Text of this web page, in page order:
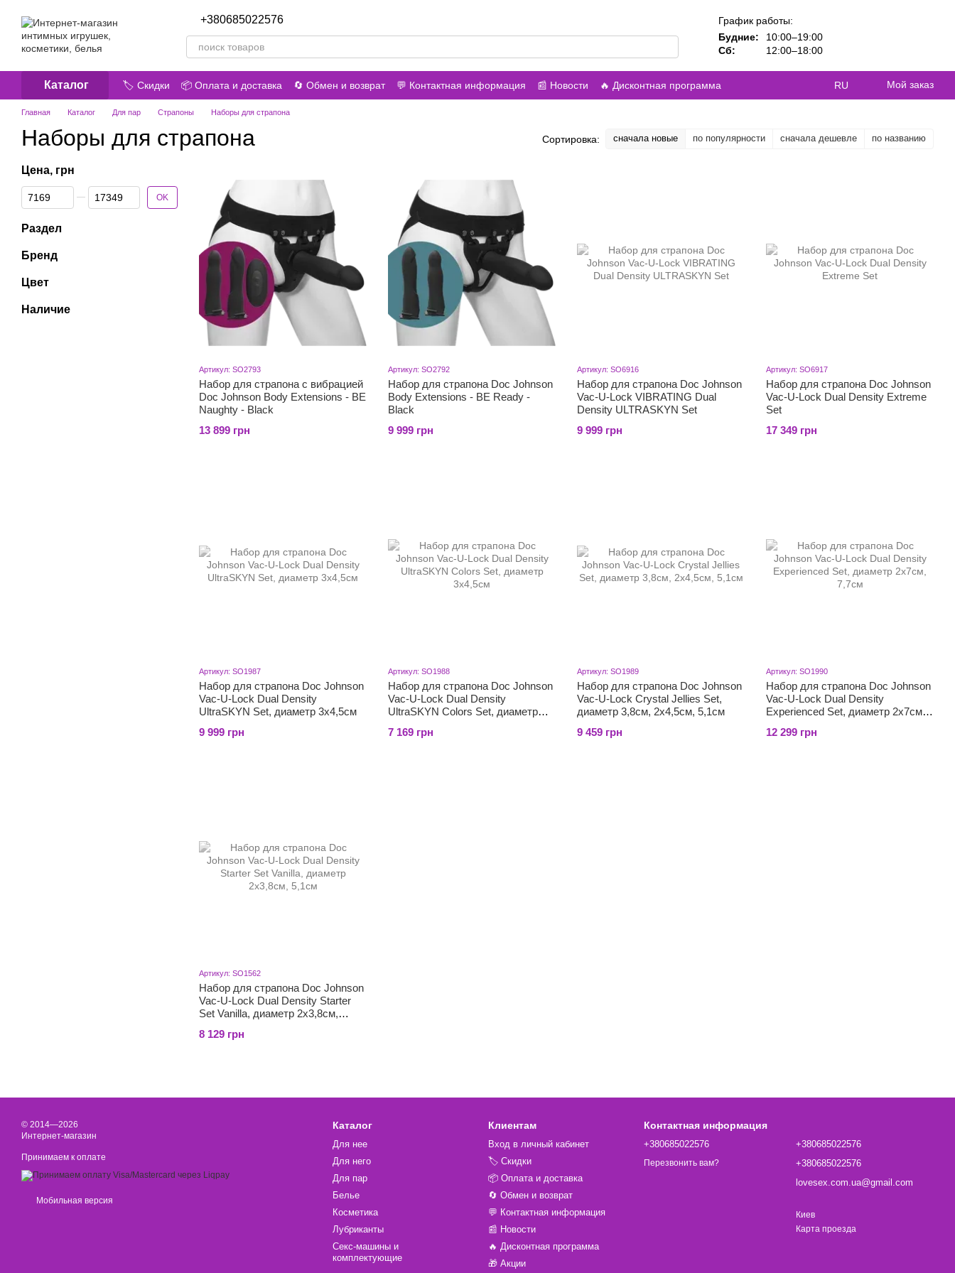
+380685022576
График работы:
Будние:
10:00–19:00
Сб:
12:00–18:00
Каталог 🏷️ Скидки 📦 Оплата и доставка 🔄 Обмен и возврат 💬 Контактная информация 📰 Новости
🔥 Дисконтная программа
🎁 Акции
😎 О нас 📝 Отзывы о магазине
RU Мой заказ
Главная Каталог Для пар Страпоны Наборы для страпона
Наборы для страпона Сортировка: сначала новые по популярности сначала дешевле по названию
Артикул: SO2793
Набор для страпона с вибрацией
Doc Johnson Body Extensions - BE
Naughty - Black
13 899 грн
Артикул: SO2792
Набор для страпона Doc Johnson
Body Extensions - BE Ready -
Black
9 999 грн
Артикул: SO6916
Набор для страпона Doc Johnson
Vac-U-Lock VIBRATING Dual
Density ULTRASKYN Set
9 999 грн
Артикул: SO6917
Набор для страпона Doc Johnson
Vac-U-Lock Dual Density Extreme
Set
17 349 грн
Артикул: SO1987
Набор для страпона Doc Johnson
Vac-U-Lock Dual Density
UltraSKYN Set, диаметр 3х4,5см
9 999 грн
Артикул: SO1988
Набор для страпона Doc Johnson
Vac-U-Lock Dual Density
UltraSKYN Colors Set, диаметр
7 169 грн
Артикул: SO1989
Набор для страпона Doc Johnson
Vac-U-Lock Crystal Jellies Set,
диаметр 3,8см, 2х4,5см, 5,1см
9 459 грн
Артикул: SO1990
Набор для страпона Doc Johnson
Vac-U-Lock Dual Density
Experienced Set, диаметр 2х7см,
12 299 грн
Артикул: SO1562
Набор для страпона Doc Johnson
Vac-U-Lock Dual Density Starter
Set Vanilla, диаметр 2х3,8см,
8 129 грн
Цена, грн
От Цена, грн
До Цена, грн OK
Раздел
Бренд
Цвет
Наличие
© 2014—2026
Интернет-магазин
Принимаем к оплате
Мобильная версия
Каталог
Для нее
Для него
Для пар
Белье
Косметика
Лубриканты
Секс-машины и
комплектующие
Клиентам
Вход в личный кабинет
🏷️ Скидки
📦 Оплата и доставка
🔄 Обмен и возврат
💬 Контактная информация
📰 Новости
🔥 Дисконтная программа
🎁 Акции
Контактная информация
+380685022576
Перезвонить вам?
+380685022576
+380685022576
lovesex.com.ua@gmail.com
Киев
Карта проезда